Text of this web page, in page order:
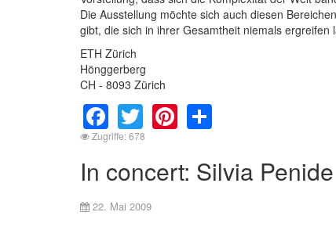
Die Ausstellung möchte sich auch diesen
gibt, die sich in ihrer Gesamtheit niemals ergreifen
ETH Zürich
Hönggerberg
CH - 8093 Zürich
Facebook
TwitterPinterest
Zugriffe: 678
In concert: Silvia
22. Mai 2009